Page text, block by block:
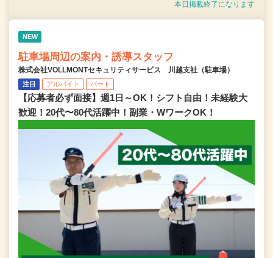
本日掲載終了になります
NEW
駐車場周辺の案内・誘導スタッフ
株式会社VOLLMONTセキュリティサービス 川越支社（駐車場）
注目 アルバイト パート
【応募者必ず面接】週1日～OK！シフト自由！未経験大
歓迎！20代〜80代活躍中！副業・WワークOK！